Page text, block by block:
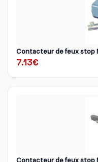
Contacteur de feux stop
7.13€
Contacteur de feux stop